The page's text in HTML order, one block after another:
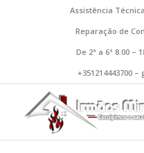
Assistência Técnica
Reparação de
De 2ª a 6ª 8.00 –
+351214443700